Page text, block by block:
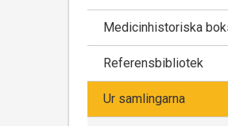
Medicinhistoriska
Referensbibliotek
Ur samlingarna